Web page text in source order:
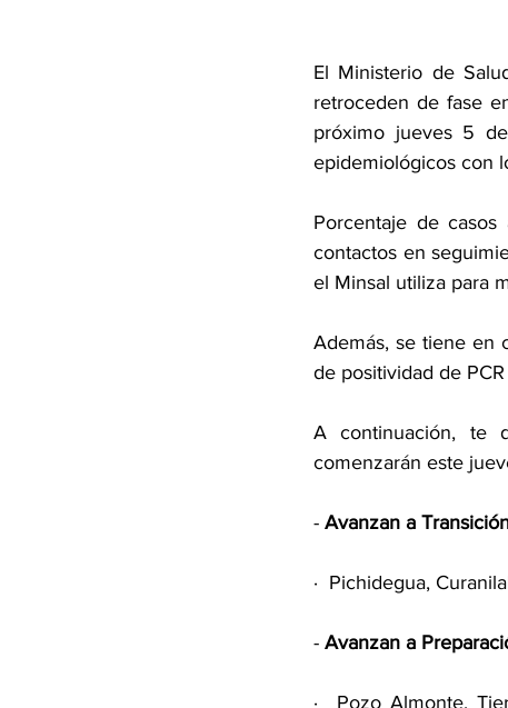
El Ministerio de
retroceden de fase
próximo jueves 5
epidemiológicos con
Porcentaje de
contactos en
el Minsal utiliza para
Además, se tiene en
de positividad de
A continuación, te
comenzarán este
- Avanzan a
· Pichidegua,
- Avanzan a
·
Pozo Almonte,